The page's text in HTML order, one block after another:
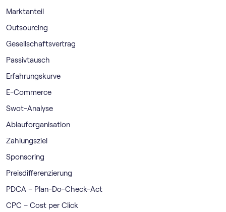
Marktanteil
Outsourcing
Gesellschaftsvertrag
Passivtausch
Erfahrungskurve
E-Commerce
Swot-Analyse
Ablauforganisation
Zahlungsziel
Sponsoring
Preisdifferenzierung
PDCA – Plan-Do-Check-Act
CPC – Cost per Click